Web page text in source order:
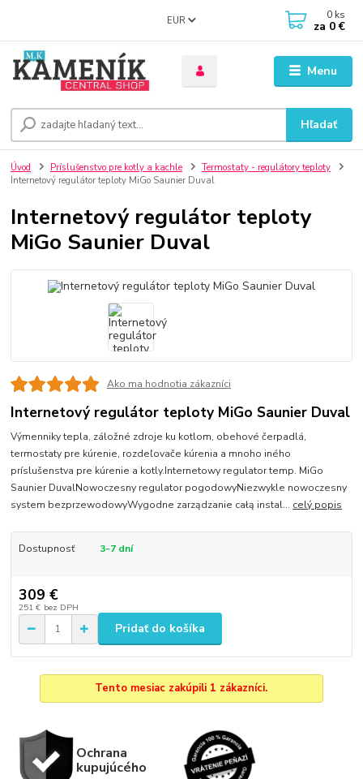
Menu
EUR
Hľadať
0 ks
za 0 €
Úvod Príslušenstvo pre kotly a kachle
Termostaty - regulátory teploty
Internetový regulátor teploty MiGo Saunier Duval
Internetový regulátor teploty
MiGo Saunier Duval
Ako ma hodnotia zákazníci
Internetový regulátor teploty MiGo Saunier Duval
Výmenniky tepla, záložné zdroje ku kotlom, obehové čerpadlá,
termostaty pre kúrenie, rozdeľovače kúrenia a mnoho iného
príslušenstva pre kúrenie a kotly.Internetowy regulator temp. MiGo
Saunier DuvalNowoczesny regulator pogodowyNiezwykle nowoczesny
system bezprzewodowyWygodne zarządzanie całą instal... celý popis
Dostupnosť 3-7 dní
309 €
251 € bez DPH
Pridať do košíka
Tento mesiac zakúpili 1 zákazníci.
Ochrana
kupujúcého